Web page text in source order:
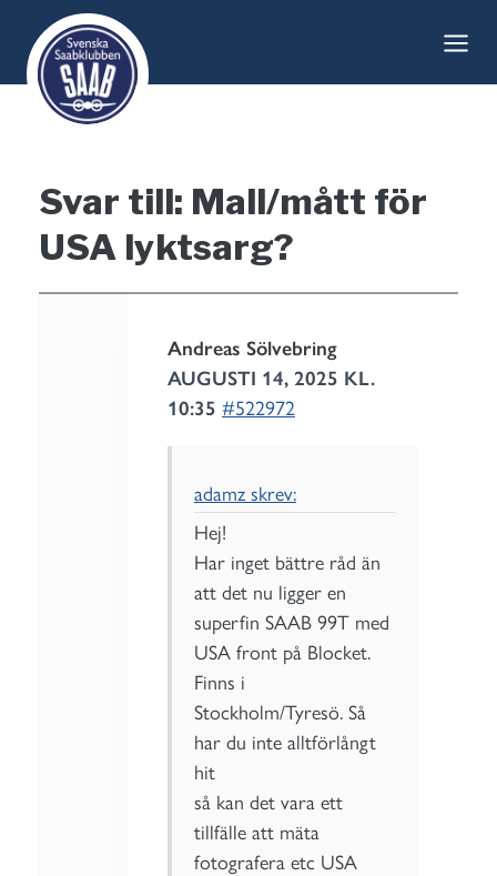
content
Svar till: Mall/mått för
USA lyktsarg?
Andreas Sölvebring
AUGUSTI 14, 2025 KL.
10:35 #522972
adamz skrev:
Hej!
Har inget bättre råd än
att det nu ligger en
superfin SAAB 99T med
USA front på Blocket.
Finns i
Stockholm/Tyresö. Så
har du inte alltförlångt
hit
så kan det vara ett
tillfälle att mäta
fotografera etc USA